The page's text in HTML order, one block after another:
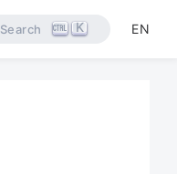
Search K EN